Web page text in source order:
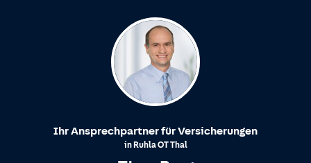
Ihr Ansprechpartner für Versicherungen
in RuhlaOTThal